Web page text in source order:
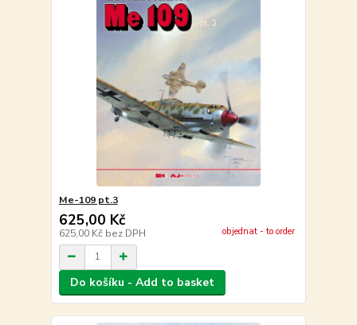
Me-109 pt.3
625,00 Kč
625,00 Kč bez DPH objednat - to order
Do košíku - Add to basket